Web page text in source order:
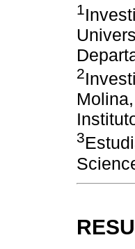
1
2
3